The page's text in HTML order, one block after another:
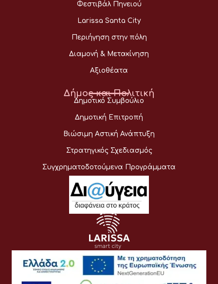
Φεστιβάλ Πηνειού
Larissa Santa City
Περιήγηση στην πόλη
Διαμονή & Μετακίνηση
Αξιοθέατα
Δήμος και Πολιτική
Δημοτικό Συμβούλιο
Δημοτική Επιτροπή
Βιώσιμη Αστική Ανάπτυξη
Στρατηγικός Σχεδιασμός
Συγχρηματοδοτούμενα Προγράμματα